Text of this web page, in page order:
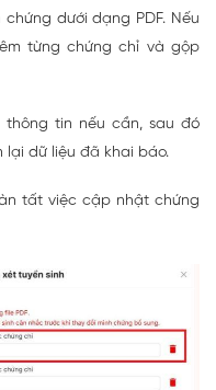
chứng dưới dạng PDF. Nếu
từng chứng chỉ và gộp
thông tin nếu cần, sau đó
lại dữ liệu đã khai báo.
tất việc cập nhật chứng